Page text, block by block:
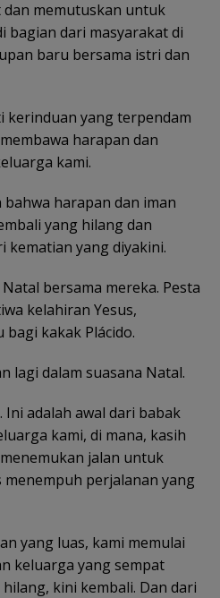
memutuskan untuk
bagian dari masyarakat di
baru bersama istri dan
kerinduan yang terpendam
harapan dan
kami.
harapan dan iman
yang hilang dan
kematian yang diyakini.
bersama mereka. Pesta
kelahiran Yesus,
kakak Plácido.
lagi dalam suasana Natal.
Ini adalah awal dari babak
kami, di mana, kasih
jalan untuk
perjalanan yang
yang luas, kami memulai
keluarga yang sempat
kini kembali. Dan dari